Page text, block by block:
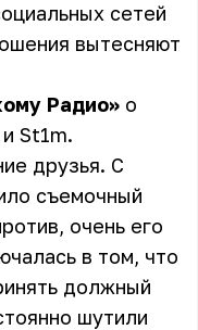
сетей
вытесняют
Радио» о
St1m.
друзья. С
съемочный
очень его
в том, что
должный
шутили